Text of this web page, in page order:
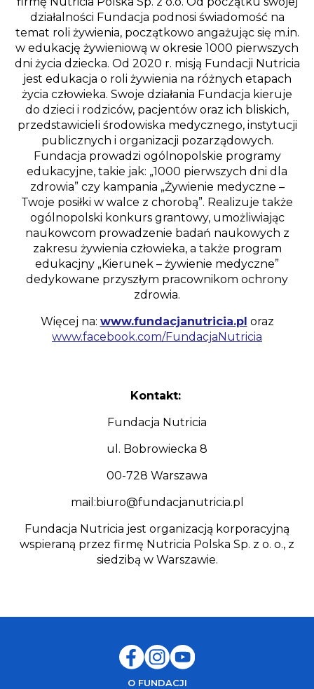
działalności Fundacja podnosi świadomość na
temat roli żywienia, początkowo angażując się m.in.
w edukację żywieniową w okresie 1000 pierwszych
dni życia dziecka. Od 2020 r. misją Fundacji Nutricia
jest edukacja o roli żywienia na różnych etapach
życia człowieka. Swoje działania Fundacja kieruje
do dzieci i rodziców, pacjentów oraz ich bliskich,
przedstawicieli środowiska medycznego, instytucji
publicznych i organizacji pozarządowych.
Fundacja prowadzi ogólnopolskie programy
edukacyjne, takie jak: „1000 pierwszych dni dla
zdrowia” czy kampania „Żywienie medyczne –
Twoje posiłki w walce z chorobą”. Realizuje także
ogólnopolski konkurs grantowy, umożliwiając
naukowcom prowadzenie badań naukowych z
zakresu żywienia człowieka, a także program
edukacjny „Kierunek – żywienie medyczne”
dedykowane przyszłym pracownikom ochrony
zdrowia.
Więcej na: www.fundacjanutricia.pl oraz
www.facebook.com/FundacjaNutricia
Kontakt:
Fundacja Nutricia
ul. Bobrowiecka 8
00-728 Warszawa
mail:biuro@fundacjanutricia.pl
Fundacja Nutricia jest organizacją korporacyjną
wspieraną przez firmę Nutricia Polska Sp. z o. o., z
siedzibą w Warszawie.
O FUNDACJI